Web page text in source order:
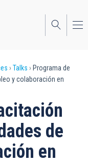
Talks
Programa de
y colaboración en
de
en